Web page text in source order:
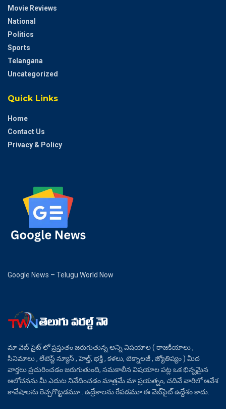
Movie Reviews
National
Politics
Sports
Telangana
Uncategorized
Quick Links
Home
Contact Us
Privacy & Policy
Google News – Telugu World Now
మా వెబ్ సైట్ లో ప్రస్తుతం జరుగుతున్న అన్ని విషయాల ( రాజకీయాలు ,
సినిమాలు , లేటెస్ట్ న్యూస్ , హెల్త్, భక్తి , కళలు, టెక్నాలజీ , జ్యోతిష్యం ) మీద
వార్తలు ప్రచురించడం జరుగుతుంది, సమకాలీన విషయాల పట్ల ఒక భిన్నమైన
ఆలోచనను మీ ఎదుట నివేదించడం మాత్రమే మా ప్రయత్నం, చదివే వారిలో ఆవేశ
కావేషాలను రెచ్చగొట్టడమూ.. ఉద్రేకాలను రేపడమూ ఈ వెబ్‌సైట్ ఉద్దేశం కాదు.